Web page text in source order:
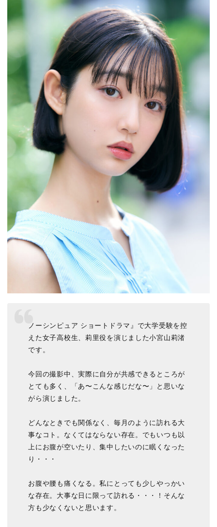
ノーシンピュア ショートドラマ』で大学受験を控
えた女子高校生、莉里役を演じました小宮山莉渚
です。
今回の撮影中、実際に自分が共感できるところが
とても多く、「あ〜こんな感じだな〜」と思いな
がら演じました。
どんなときでも関係なく、毎月のように訪れる大
事なコト。なくてはならない存在。でもいつも以
上にお腹が空いたり、集中したいのに眠くなった
り・・・
お腹や腰も痛くなる。私にとっても少しやっかい
な存在。大事な日に限って訪れる・・・！そんな
方も少なくないと思います。